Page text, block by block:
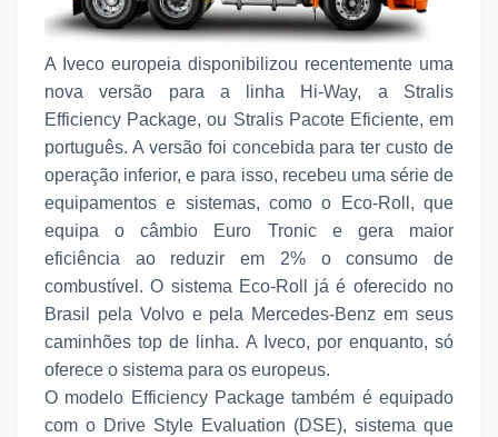
A Iveco europeia disponibilizou recentemente uma
nova versão para a linha Hi-Way, a Stralis
Efficiency Package, ou Stralis Pacote Eficiente, em
português. A versão foi concebida para ter custo de
operação inferior, e para isso, recebeu uma série de
equipamentos e sistemas, como o Eco-Roll, que
equipa o câmbio Euro Tronic e gera maior
eficiência ao reduzir em 2% o consumo de
combustível. O sistema Eco-Roll já é oferecido no
Brasil pela Volvo e pela Mercedes-Benz em seus
caminhões top de linha. A Iveco, por enquanto, só
oferece o sistema para os europeus.
O modelo Efficiency Package também é equipado
com o Drive Style Evaluation (DSE), sistema que